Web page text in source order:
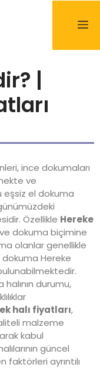
|
ince dokumaları
ve
eşsiz el dokuma
Özellikle Hereke
dokuma biçimine
olanlar genellikle
dokuma Hereke
halının durumu,
halı fiyatları,
malzeme
kabul
güncel
faktörleri ayrıntılı